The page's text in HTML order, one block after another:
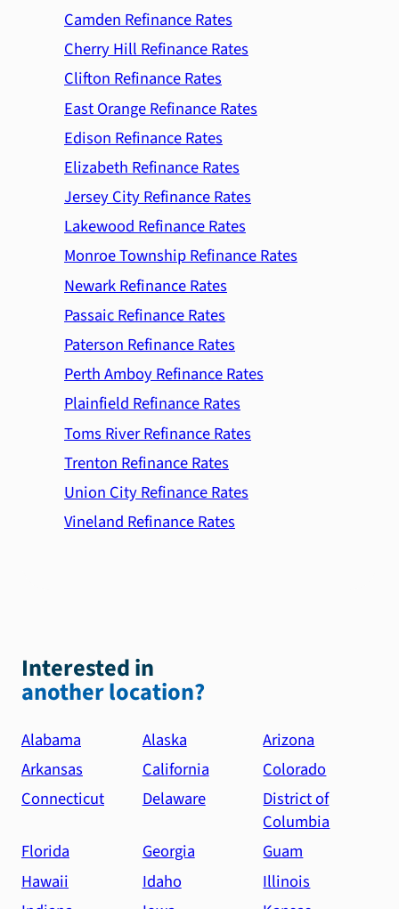
Camden Refinance Rates
Cherry Hill Refinance Rates
Clifton Refinance Rates
East Orange Refinance Rates
Edison Refinance Rates
Elizabeth Refinance Rates
Jersey City Refinance Rates
Lakewood Refinance Rates
Monroe Township Refinance Rates
Newark Refinance Rates
Passaic Refinance Rates
Paterson Refinance Rates
Perth Amboy Refinance Rates
Plainfield Refinance Rates
Toms River Refinance Rates
Trenton Refinance Rates
Union City Refinance Rates
Vineland Refinance Rates
Interested in
another location?
Alabama Alaska
Arizona
Arkansas
California
Colorado
Connecticut
Delaware
District of
Columbia
Florida
Georgia
Guam
Hawaii
Idaho
Illinois